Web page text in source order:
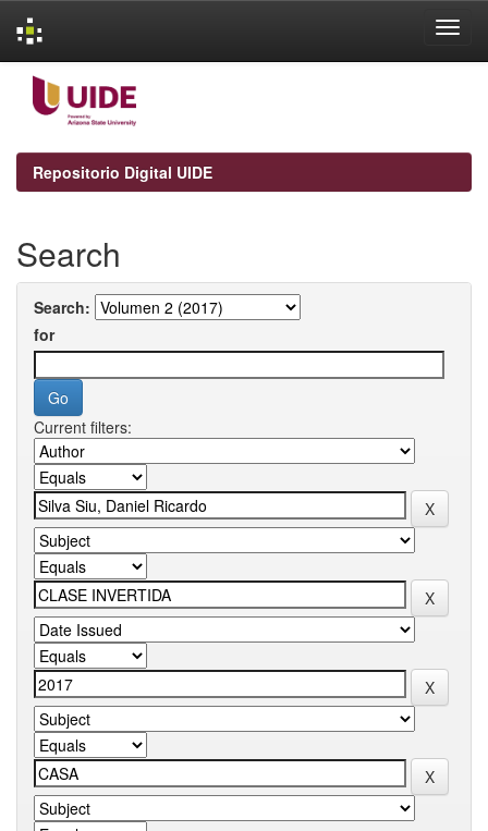
navigation
Repositorio Digital UIDE
Search
Search:
for
Current filters: